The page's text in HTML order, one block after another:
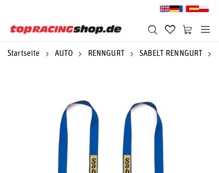
Startseite AUTO RENNGURT SABELT RENNGURT